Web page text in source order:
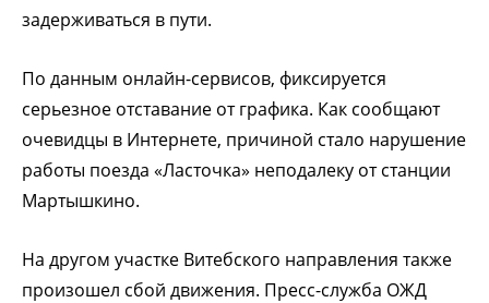
задерживаться в пути.
По данным онлайн-сервисов, фиксируется
серьезное отставание от графика. Как сообщают
очевидцы в Интернете, причиной стало нарушение
работы поезда «Ласточка» неподалеку от станции
Мартышкино.
На другом участке Витебского направления также
произошел сбой движения. Пресс-служба ОЖД